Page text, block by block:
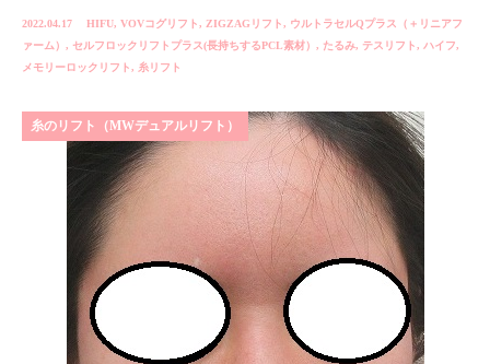
2022.04.17 HIFU, VOVコグリフト, ZIGZAGリフト, ウルトラセルQプラス（＋リニアフ
ァーム） , セルフロックリフトプラス(長持ちするPCL素材） , たるみ, テスリフト, ハイフ,
メモリーロックリフト, 糸リフト
糸のリフト（MWデュアルリフト）